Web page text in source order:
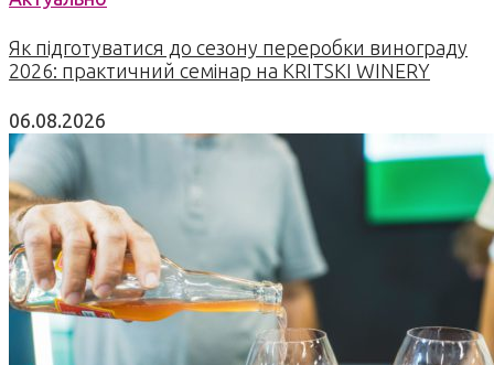
Як підготуватися до сезону переробки винограду
2026: практичний семінар на KRITSKI WINERY
06.08.2026